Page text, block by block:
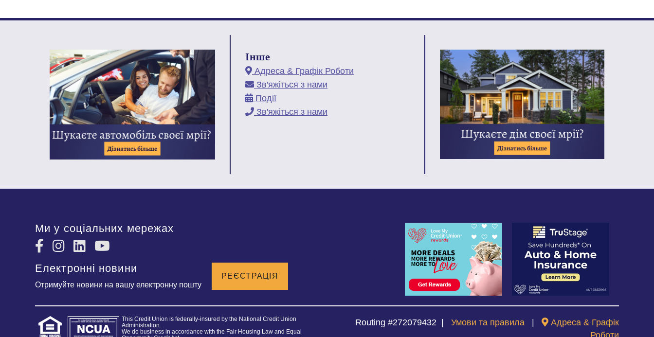
Інше
Адреса & Графік Роботи
Зв'яжіться з нами
Події
Зв'яжіться з нами
Ми у соціальних мережах
Електронні новини
Отримуйте новини на вашу електронну пошту
РЕЄСТРАЦІЯ
Routing #272079432 Умови та правила
Адреса & Графік
This Credit Union is federally-insured by the National Credit Union
Administration.
We do business in accordance with the Fair Housing Law and Equal